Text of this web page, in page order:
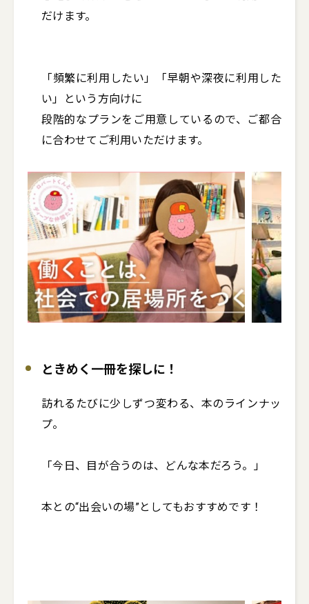
だけます。
「頻繁に利用したい」「早朝や深夜に利用した
い」という方向けに
段階的なプランをご用意しているので、ご都合
ときめく一冊を探しに！
訪れるたびに少しずつ変わる、本のラインナッ
プ。
「今日、目が合うのは、どんな本だろう。」
本との“出会いの場”としてもおすすめです！